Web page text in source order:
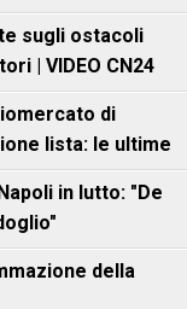
sugli ostacoli
| VIDEO CN24
di
lista: le ultime
in lutto: "De
della